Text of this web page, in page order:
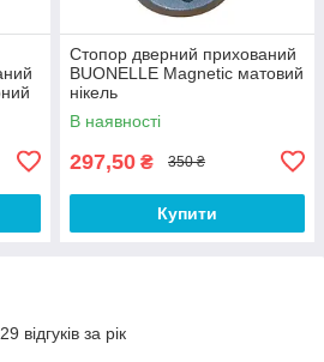
Стопор дверний прихований
BUONELLE Magnetic матовий
нікель
В наявності
297,50 ₴ 350 ₴
Купити
відгуків за рік